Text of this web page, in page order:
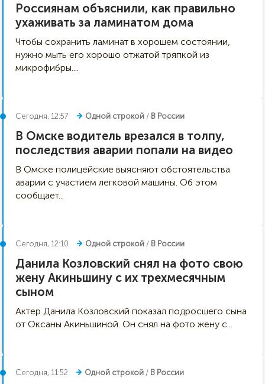
Россиянам объяснили, как правильно
ухаживать за ламинатом дома
Чтобы сохранить ламинат в хорошем состоянии,
нужно мыть его хорошо отжатой тряпкой из
микрофибры....
Сегодня, 12:57 Одной строкой / В России
В Омске водитель врезался в толпу,
последствия аварии попали на видео
В Омске полицейские выясняют обстоятельства
аварии с участием легковой машины. Об этом
сообщает...
Сегодня, 12:10 Одной строкой / В России
Данила Козловский снял на фото свою
жену Акиньшину с их трехмесячным
сыном
Актер Данила Козловский показал подросшего сына
от Оксаны Акиньшиной. Он снял на фото жену с...
Сегодня, 11:52 Одной строкой / В России